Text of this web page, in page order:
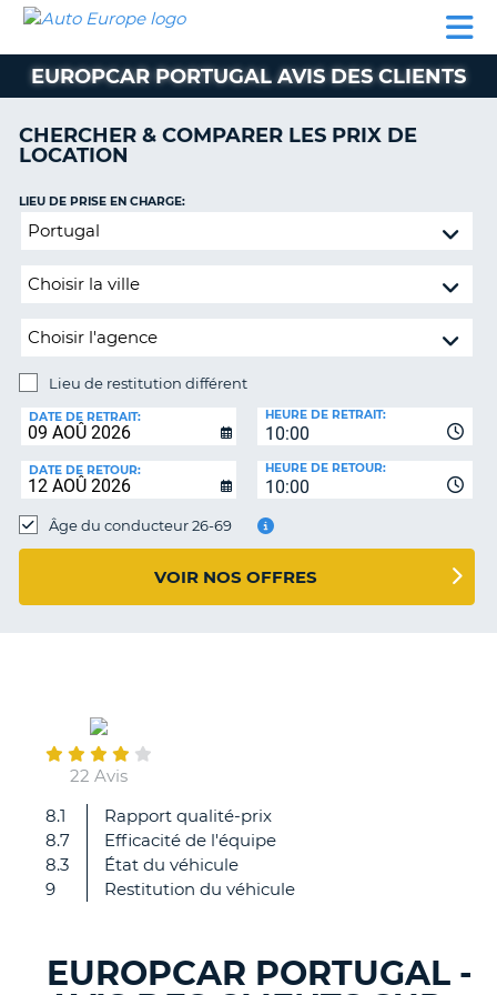
LOCATION
VOITURE
CLIENT
AUTO
EUROPE
LOCATION
VOITURE
MOBILHOME
PARTENAIRES
CLIENT
MON
RÉSERVATION
BELGIQUE
LANGUE
EUROPCAR PORTUGAL AVIS DES CLIENTS
CHERCHER & COMPARER LES PRIX DE
LOCATION
Lieu
restitution
LIEU DE PRISE EN CHARGE:
Lieu de restitution différent
DE
RESTITUTION:
DATE DE RETRAIT:
10:00
HEURE DE RETRAIT:
DATE DE RETOUR:
10:00
HEURE DE RETOUR:
Âge du conducteur 26-69
VOIR NOS OFFRES
22 Avis
8.1
8.7
8.3
9
Rapport qualité-prix
Efficacité de l'équipe
État du véhicule
Restitution du véhicule
Bien
organisé.
Attente
avant
EUROPCAR PORTUGAL -